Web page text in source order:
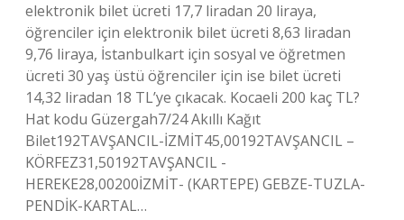
elektronik bilet ücreti 17,7 liradan 20 liraya,
öğrenciler için elektronik bilet ücreti 8,63 liradan
9,76 liraya, İstanbulkart için sosyal ve öğretmen
ücreti 30 yaş üstü öğrenciler için ise bilet ücreti
14,32 liradan 18 TL’ye çıkacak. Kocaeli 200 kaç TL?
Hat kodu Güzergah7/24 Akıllı Kağıt
Bilet192TAVŞANCIL-İZMİT45,00192TAVŞANCIL –
KÖRFEZ31,50192TAVŞANCIL -
HEREKE28,00200İZMİT- (KARTEPE) GEBZE-TUZLA-
PENDİK-KARTAL…